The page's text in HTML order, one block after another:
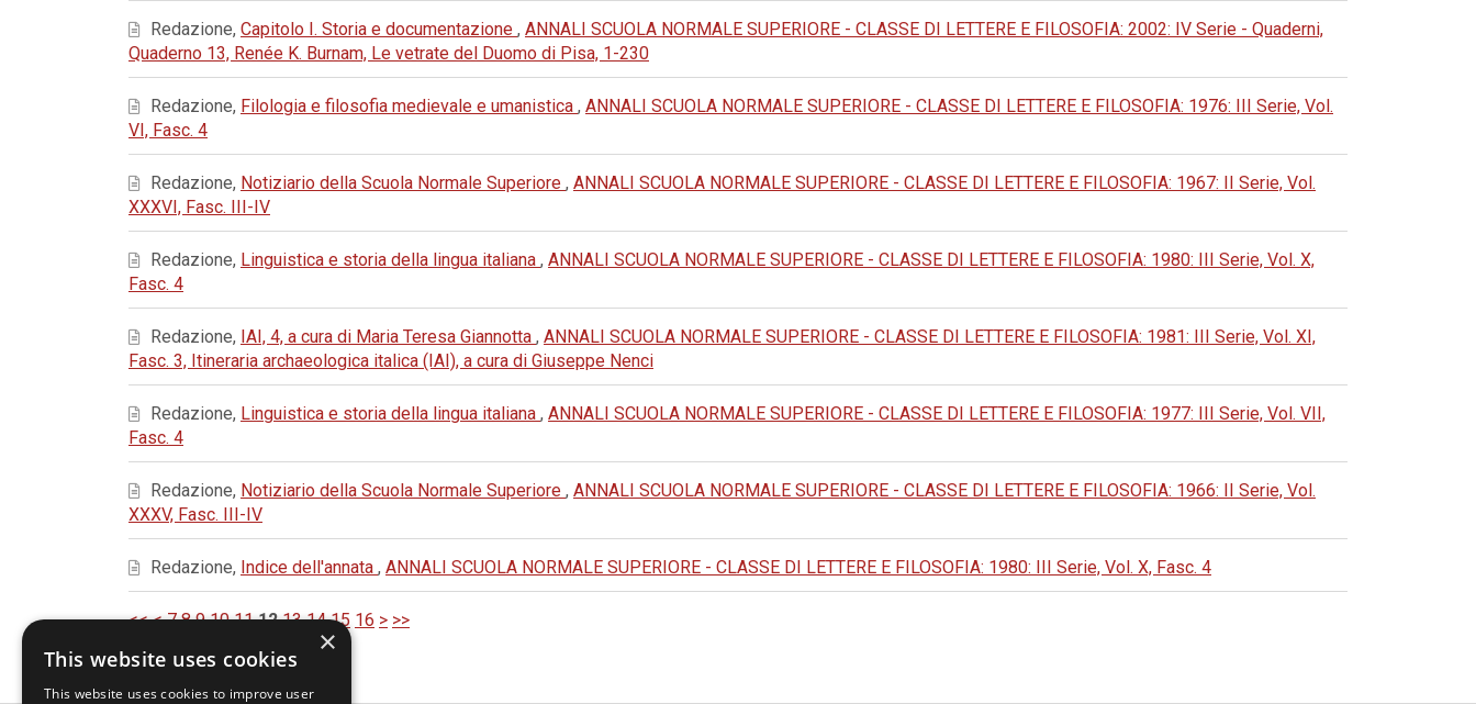
Redazione, Capitolo I. Storia e documentazione , ANNALI SCUOLA NORMALE SUPERIORE - CLASSE DI LETTERE E FILOSOFIA: 2002: IV Serie - Quaderni,
Quaderno 13, Renée K. Burnam, Le vetrate del Duomo di Pisa, 1-230
Redazione, Filologia e filosofia medievale e umanistica , ANNALI SCUOLA NORMALE SUPERIORE - CLASSE DI LETTERE E FILOSOFIA: 1976: III Serie, Vol.
VI, Fasc. 4
Redazione, Notiziario della Scuola Normale Superiore , ANNALI SCUOLA NORMALE SUPERIORE - CLASSE DI LETTERE E FILOSOFIA: 1967: II Serie, Vol.
XXXVI, Fasc. III-IV
Redazione, Linguistica e storia della lingua italiana , ANNALI SCUOLA NORMALE SUPERIORE - CLASSE DI LETTERE E FILOSOFIA: 1980: III Serie, Vol. X,
Fasc. 4
Redazione, IAI, 4, a cura di Maria Teresa Giannotta , ANNALI SCUOLA NORMALE SUPERIORE - CLASSE DI LETTERE E FILOSOFIA: 1981: III Serie, Vol. XI,
Fasc. 3, Itineraria archaeologica italica (IAI), a cura di Giuseppe Nenci
Redazione, Linguistica e storia della lingua italiana , ANNALI SCUOLA NORMALE SUPERIORE - CLASSE DI LETTERE E FILOSOFIA: 1977: III Serie, Vol. VII,
Fasc. 4
Redazione, Notiziario della Scuola Normale Superiore , ANNALI SCUOLA NORMALE SUPERIORE - CLASSE DI LETTERE E FILOSOFIA: 1966: II Serie, Vol.
XXXV, Fasc. III-IV
Redazione, Indice dell'annata , ANNALI SCUOLA NORMALE SUPERIORE - CLASSE DI LETTERE E FILOSOFIA: 1980: III Serie, Vol. X, Fasc. 4
<< < 7 8 9 10 11 12 13 14 15 16 > >>
×
This website uses cookies
This website uses cookies to improve user